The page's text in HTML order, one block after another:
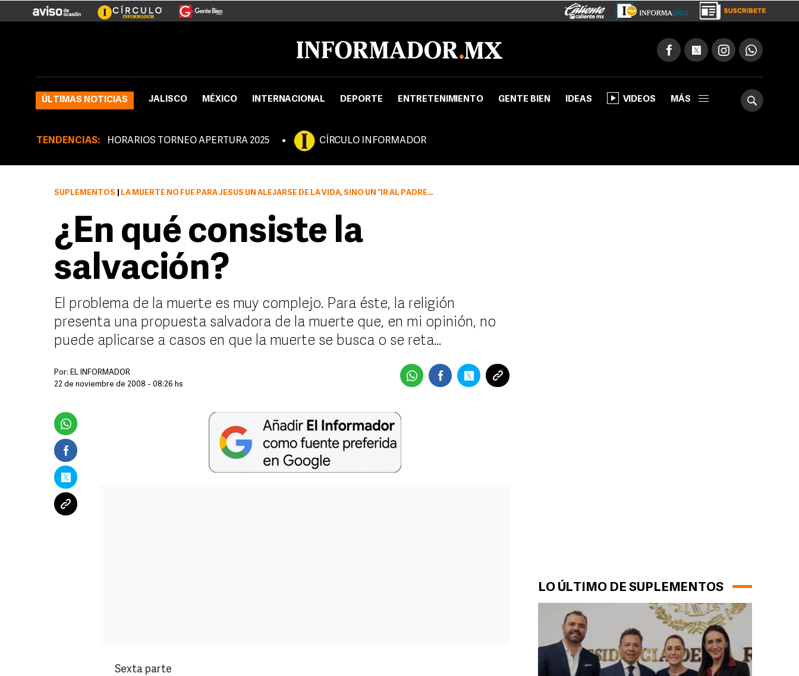
ÚLTIMAS NOTICIAS JALISCO MÉXICO INTERNACIONAL DEPORTE ENTRETENIMIENTO GENTE BIEN IDEAS VIDEOS MÁS
TENDENCIAS: HORARIOS TORNEO APERTURA 2025 CÍRCULO INFORMADOR
LO ÚLTIMO DE SUPLEMENTOS
SUPLEMENTOS LA MUERTE NO FUE PARA JESÚS UN ALEJARSE DE LA VIDA, SINO UN “IR AL PADRE” CON ABSOLUTA SUMISIÓN, OBEDIENCIA Y AMOR
¿En qué consiste la
salvación?
El problema de la muerte es muy complejo. Para éste, la religión
presenta una propuesta salvadora de la muerte que, en mi opinión, no
puede aplicarse a casos en que la muerte se busca o se reta...
Por: EL INFORMADOR
22 de noviembre de 2008 - 08:26 hs
Sexta parte